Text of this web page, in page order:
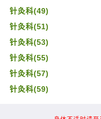
针灸科(49)
针灸科(51)
针灸科(53)
针灸科(55)
针灸科(57)
针灸科(59)